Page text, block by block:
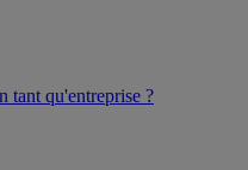
tant qu'entreprise ?